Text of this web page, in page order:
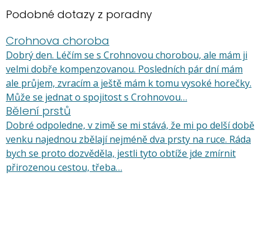
Podobné dotazy z poradny
Crohnova choroba
Dobrý den. Léčím se s Crohnovou chorobou, ale mám ji
velmi dobře kompenzovanou. Posledních pár dní mám
ale průjem, zvracím a ještě mám k tomu vysoké horečky.
Může se jednat o spojitost s Crohnovou…
Bělení prstů
Dobré odpoledne, v zimě se mi stává, že mi po delší době
venku najednou zbělají nejméně dva prsty na ruce. Ráda
bych se proto dozvěděla, jestli tyto obtíže jde zmírnit
přirozenou cestou, třeba…